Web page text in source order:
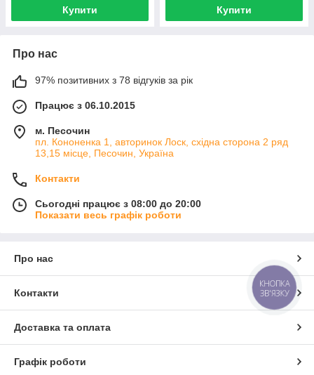
Купити Купити
Про нас
97% позитивних з 78 відгуків за рік
Працює з 06.10.2015
м. Песочин
пл. Кононенка 1, авторинок Лоск, східна сторона 2 ряд
13,15 місце, Песочин, Україна
Контакти
Сьогодні працює з 08:00 до 20:00
Показати весь графік роботи
Про нас
Контакти
Доставка та оплата
Графік роботи
КНОПКА
ЗВ'ЯЗКУ